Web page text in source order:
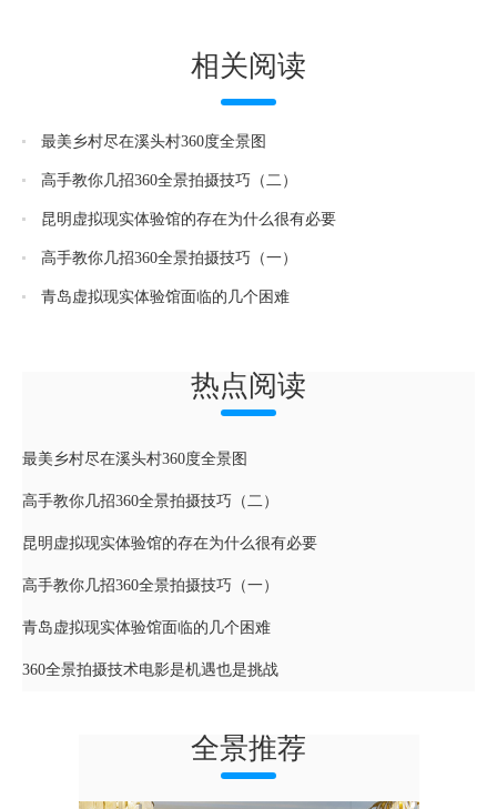
相关阅读
最美乡村尽在溪头村360度全景图
高手教你几招360全景拍摄技巧（二）
昆明虚拟现实体验馆的存在为什么很有必要
高手教你几招360全景拍摄技巧（一）
青岛虚拟现实体验馆面临的几个困难
热点阅读
最美乡村尽在溪头村360度全景图
高手教你几招360全景拍摄技巧（二）
昆明虚拟现实体验馆的存在为什么很有必要
高手教你几招360全景拍摄技巧（一）
青岛虚拟现实体验馆面临的几个困难
360全景拍摄技术电影是机遇也是挑战
全景推荐